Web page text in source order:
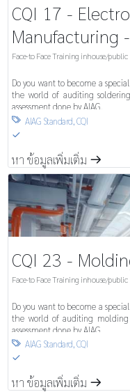
CQI 17 -
Manufacturing
Assessment
Face-to Face Training inhouse/public
Do you want to become a
the world of auditing soldering
assessment done by AIAG.
 AIAG Standard,CQI
S
หา ข้อมูลเพิ่มเติ่ม m
CQI 23 -
Face-to Face Training inhouse/public
Do you want to become a
the world of auditing molding
assessment done by AIAG.
 AIAG Standard,CQI
S
หา ข้อมูลเพิ่มเติ่ม m